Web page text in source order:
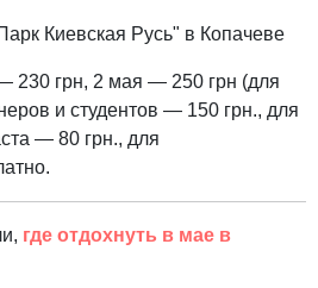
Киевская Русь" в Копачеве
230 грн, 2 мая — 250 грн (для
и студентов — 150 грн., для
— 80 грн., для
где отдохнуть в мае в